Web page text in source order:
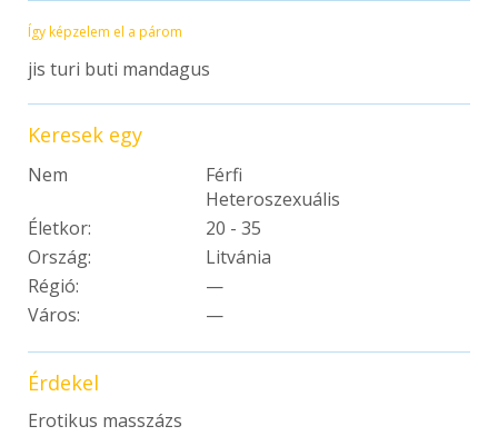
Így képzelem el a párom
jis turi buti mandagus
Keresek egy
Nem
Férfi
Heteroszexuális
Életkor:
20 - 35
Ország:
Litvánia
Régió:
—
Város:
—
Érdekel
Erotikus masszázs